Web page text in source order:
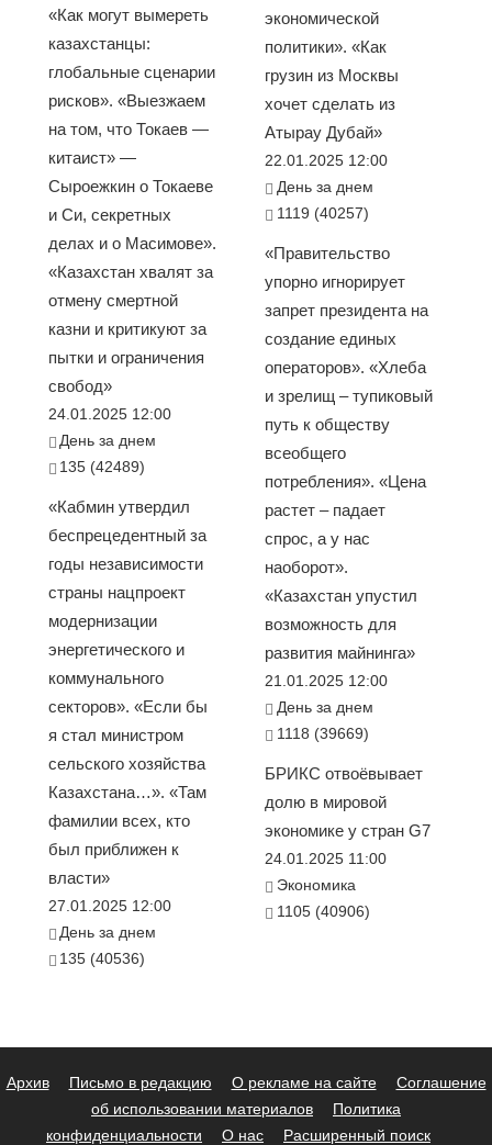
«Как могут вымереть
казахстанцы:
глобальные сценарии
рисков». «Выезжаем
на том, что Токаев —
китаист» —
Сыроежкин о Токаеве
и Си, секретных
делах и о Масимове».
«Казахстан хвалят за
отмену смертной
казни и критикуют за
пытки и ограничения
свобод»
24.01.2025 12:00
День за днем
135 (42489)
«Кабмин утвердил
беспрецедентный за
годы независимости
страны нацпроект
модернизации
энергетического и
коммунального
секторов». «Если бы
я стал министром
сельского хозяйства
Казахстана…». «Там
фамилии всех, кто
был приближен к
власти»
27.01.2025 12:00
День за днем
135 (40536)
экономической
политики». «Как
грузин из Москвы
хочет сделать из
Атырау Дубай»
22.01.2025 12:00
День за днем
1119 (40257)
«Правительство
упорно игнорирует
запрет президента на
создание единых
операторов». «Хлеба
и зрелищ – тупиковый
путь к обществу
всеобщего
потребления». «Цена
растет – падает
спрос, а у нас
наоборот».
«Казахстан упустил
возможность для
развития майнинга»
21.01.2025 12:00
День за днем
1118 (39669)
БРИКС отвоёвывает
долю в мировой
экономике у стран G7
24.01.2025 11:00
Экономика
1105 (40906)
Архив Письмо в редакцию О рекламе на сайте
Соглашение
об использовании материалов
Политика
конфиденциальности
О нас Расширенный поиск